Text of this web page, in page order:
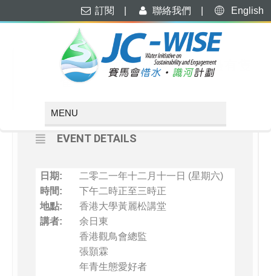
訂閱 聯絡我們 English
DECEMBER, 2021
水資源全面睇座談會：河邊有隻
雀
EVENT DETAILS
日期:
二零二一年十二月十一日 (星期六)
時間:
下午二時正至三時正
地點:
香港大學黃麗松講堂
講者:
余日東
香港觀鳥會總監
張顥霖
年青生態愛好者